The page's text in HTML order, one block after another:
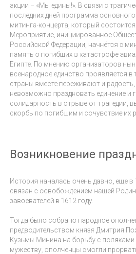
акции – «Мы едины!». В связи с
последних дней программа
митинга-концерта, который
Мероприятие, инициированное
Российской Федерации, начнётся с
память о погибших в катастрофе
Египте. По мнению организаторов
всенародное единство проявляется в
страны вместе переживают и
невозможно праздновать единение и
солидарность в отрыве от трагедии,
скорбь по погибшим и сочувствие их
Возникновение
История началась очень давно, еще в
связан с освобождением нашей
завоевателей в 1612 году.
Тогда было собрано народное
предводительством князя Дмитрия
Кузьмы Минина на борьбу с
мужеству, ополченцы смогли